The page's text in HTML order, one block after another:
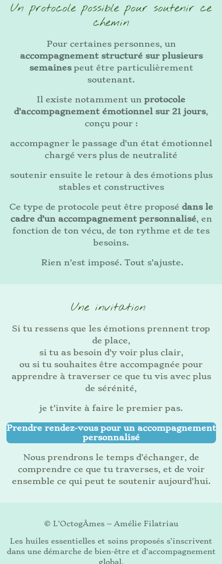
Un protocole possible pour soutenir ce
chemin
Pour certaines personnes, un
accompagnement structuré sur plusieurs
semainespeut être particulièrement
soutenant.
Il existe notamment un protocole
d’accompagnement émotionnel sur 21 jours,
conçu pour :
accompagner le passage d’un état émotionnel
chargé vers plus de neutralité
soutenir ensuite le retour à des émotions plus
stables et constructives
Ce type de protocole peut être proposé dans le
cadre d’un accompagnement personnalisé, en
fonction de ton vécu, de ton rythme et de tes
besoins.
Rien n’est imposé. Tout s’ajuste.
Une invitation
Si tu ressens que les émotions prennent trop
de place,
si tu as besoin d’y voir plus clair,
ou si tu souhaites être accompagnée pour
apprendre à traverser ce que tu vis avec plus
de sérénité,
je t’invite à faire le premier pas.
Prendre rendez-vous pour un accompagnement
personnalisé
Nous prendrons le temps d’échanger, de
comprendre ce que tu traverses, et de voir
ensemble ce qui peut te soutenir aujourd’hui.
© L’OctogÂmes – Amélie Filatriau
Les huiles essentielles et soins proposés s’inscrivent
dans une démarche de bien-être et d’accompagnement
global.